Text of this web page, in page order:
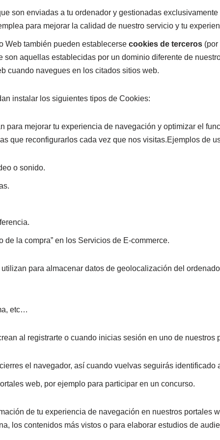
son enviadas a tu ordenador y gestionadas
para mejorar la calidad de nuestro servicio y tu
Web también pueden establecerse cookies de terceros
aquellas establecidas por un dominio diferente de
cuando navegues en los citados sitios web.
instalar los siguientes tipos de Cookies:
para mejorar tu experiencia de navegación y optimizar el
que reconfigurarlos cada vez que nos visitas.Ejemplos de
o sonido.
la compra” en los Servicios de E-commerce.
para almacenar datos de geolocalización del
etc…
al registrarte o cuando inicias sesión en uno de nuestros
el navegador, así cuando vuelvas seguirás
web, por ejemplo para participar en un concurso.
de tu experiencia de navegación en nuestros portales
los contenidos más vistos o para elaborar estudios de